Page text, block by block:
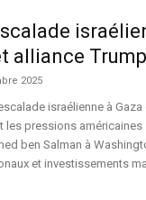
alliance
2025
israélienne à
pressions américaines
ben Salman à
et investissements